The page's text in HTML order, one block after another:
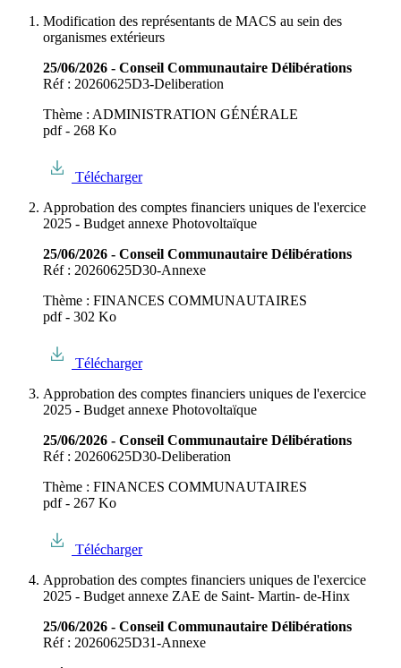
Modification des représentants de MACS au sein des
organismes extérieurs
25/06/2026 - Conseil Communautaire Délibérations
Réf : 20260625D3-Deliberation
Thème : ADMINISTRATION GÉNÉRALE
pdf - 268 Ko
Télécharger
Approbation des comptes financiers uniques de l'exercice
2025 - Budget annexe Photovoltaïque
25/06/2026 - Conseil Communautaire Délibérations
Réf : 20260625D30-Annexe
Thème : FINANCES COMMUNAUTAIRES
pdf - 302 Ko
Télécharger
Approbation des comptes financiers uniques de l'exercice
2025 - Budget annexe Photovoltaïque
25/06/2026 - Conseil Communautaire Délibérations
Réf : 20260625D30-Deliberation
Thème : FINANCES COMMUNAUTAIRES
pdf - 267 Ko
Télécharger
Approbation des comptes financiers uniques de l'exercice
2025 - Budget annexe ZAE de Saint- Martin- de-Hinx
25/06/2026 - Conseil Communautaire Délibérations
Réf : 20260625D31-Annexe